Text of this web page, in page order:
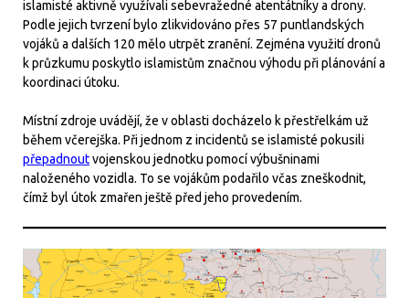
islamisté aktivně využívali sebevražedné atentátníky a drony.
Podle jejich tvrzení bylo zlikvidováno přes 57 puntlandských
vojáků a dalších 120 mělo utrpět zranění. Zejména využití dronů
k průzkumu poskytlo islamistům značnou výhodu při plánování a
koordinaci útoku.
Místní zdroje uvádějí, že v oblasti docházelo k přestřelkám už
během včerejška. Při jednom z incidentů se islamisté pokusili
přepadnoutvojenskou jednotku pomocí výbušninami
naloženého vozidla. To se vojákům podařilo včas zneškodnit,
čímž byl útok zmařen ještě před jeho provedením.